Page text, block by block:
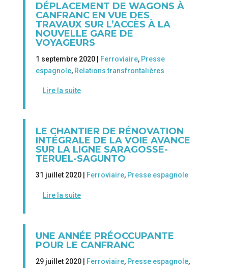
DÉPLACEMENT DE WAGONS À
CANFRANC EN VUE DES
TRAVAUX SUR L’ACCÈS À LA
NOUVELLE GARE DE
VOYAGEURS
1 septembre 2020 | Ferroviaire, Presse
espagnole, Relations transfrontalières
Lire la suite
LE CHANTIER DE RÉNOVATION
INTÉGRALE DE LA VOIE AVANCE
SUR LA LIGNE SARAGOSSE-
TERUEL-SAGUNTO
31 juillet 2020 | Ferroviaire, Presse espagnole
Lire la suite
UNE ANNÉE PRÉOCCUPANTE
POUR LE CANFRANC
29 juillet 2020 | Ferroviaire, Presse espagnole,